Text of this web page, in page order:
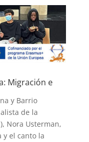
Migración e
y Barrio
de la
Nora Usterman,
y el canto la